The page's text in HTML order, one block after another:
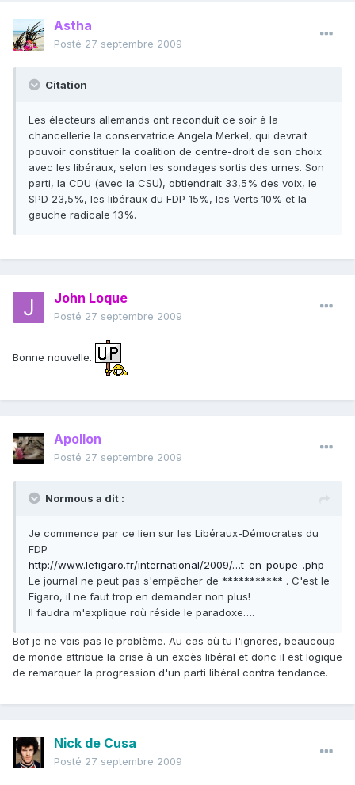
Astha
Posté 27 septembre 2009
Citation
Les électeurs allemands ont reconduit ce soir à la
chancellerie la conservatrice Angela Merkel, qui devrait
pouvoir constituer la coalition de centre-droit de son choix
avec les libéraux, selon les sondages sortis des urnes. Son
parti, la CDU (avec la CSU), obtiendrait 33,5% des voix, le
SPD 23,5%, les libéraux du FDP 15%, les Verts 10% et la
gauche radicale 13%.
John Loque
Posté 27 septembre 2009
Bonne nouvelle.
Apollon
Posté 27 septembre 2009
Normous a dit :
Je commence par ce lien sur les Libéraux-Démocrates du
FDP
http://www.lefigaro.fr/international/2009/…t-en-poupe-.php
Le journal ne peut pas s'empêcher de *********** . C'est le
Figaro, il ne faut trop en demander non plus!
Il faudra m'explique roù réside le paradoxe….
Bof je ne vois pas le problème. Au cas où tu l'ignores, beaucoup
de monde attribue la crise à un excès libéral et donc il est logique
de remarquer la progression d'un parti libéral contra tendance.
Nick de Cusa
Posté 27 septembre 2009